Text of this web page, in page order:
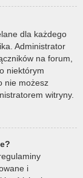
dla każdego
Administrator
na forum,
niektórym
nie możesz
witryny.
i